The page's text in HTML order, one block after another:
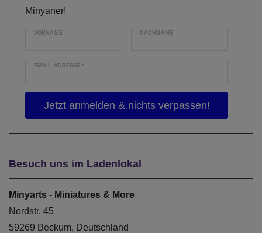
Minyaner!
VORNAME NACHNAME
EMAIL-ADRESSE*
Besuch uns im Ladenlokal
Minyarts - Miniatures & More
Nordstr. 45
59269 Beckum, Deutschland